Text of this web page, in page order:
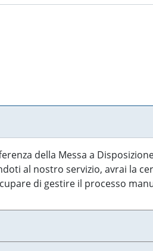
della Messa a
al nostro servizio, avrai la
di gestire il processo